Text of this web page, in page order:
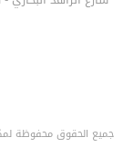
جميع الحقوق محفوظة